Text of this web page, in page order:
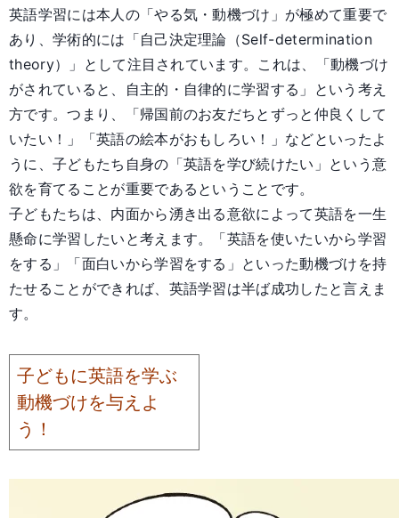
英語学習には本人の「やる気・動機づけ」が極めて重要で
あり、学術的には「自己決定理論（Self-determination
theory）」として注目されています。これは、「動機づけ
がされていると、自主的・自律的に学習する」という考え
方です。つまり、「帰国前のお友だちとずっと仲良くして
いたい！」「英語の絵本がおもしろい！」などといったよ
うに、子どもたち自身の「英語を学び続けたい」という意
欲を育てることが重要であるということです。
子どもたちは、内面から湧き出る意欲によって英語を一生
懸命に学習したいと考えます。「英語を使いたいから学習
をする」「面白いから学習をする」といった動機づけを持
たせることができれば、英語学習は半ば成功したと言えま
す。
子どもに英語を学ぶ
動機づけを与えよ
う！